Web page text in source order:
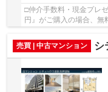
□仲介手数料・現金プレ
円』がご購入の場合、
売買 | 中古マンション
シテ